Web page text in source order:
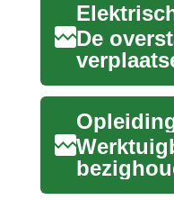
De
lagere...